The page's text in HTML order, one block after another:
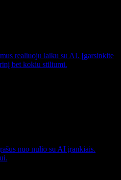
realiuoju laiku su AI. Įgarsinkite
bet kokiu stiliumi.
nuo nulio su AI įrankiais.